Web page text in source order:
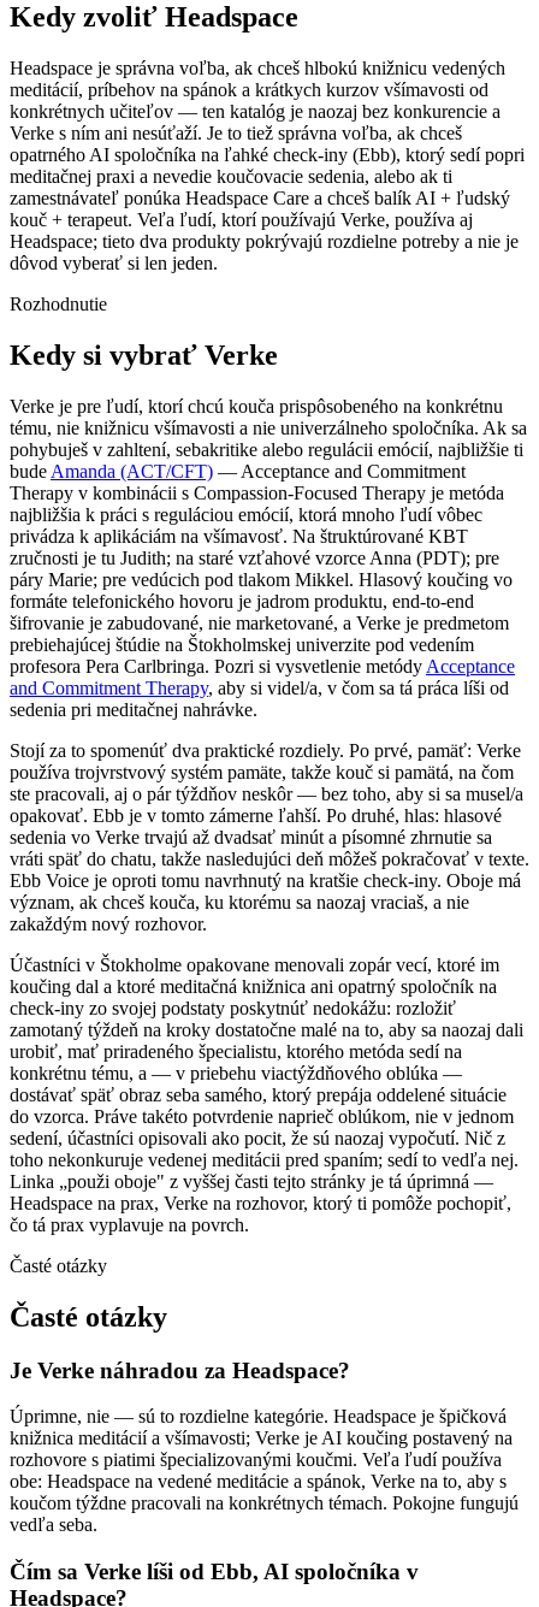
Kedy zvoliť Headspace
Headspace je správna voľba, ak chceš hlbokú knižnicu vedených
meditácií, príbehov na spánok a krátkych kurzov všímavosti od
konkrétnych učiteľov — ten katalóg je naozaj bez konkurencie a
Verke s ním ani nesúťaží. Je to tiež správna voľba, ak chceš
opatrného AI spoločníka na ľahké check-iny (Ebb), ktorý sedí popri
meditačnej praxi a nevedie koučovacie sedenia, alebo ak ti
zamestnávateľ ponúka Headspace Care a chceš balík AI + ľudský
kouč + terapeut. Veľa ľudí, ktorí používajú Verke, používa aj
Headspace; tieto dva produkty pokrývajú rozdielne potreby a nie je
dôvod vyberať si len jeden.
Rozhodnutie
Kedy si vybrať Verke
Verke je pre ľudí, ktorí chcú kouča prispôsobeného na konkrétnu
tému, nie knižnicu všímavosti a nie univerzálneho spoločníka. Ak sa
pohybuješ v zahltení, sebakritike alebo regulácii emócií, najbližšie ti
bude Amanda (ACT/CFT) — Acceptance and Commitment
Therapy v kombinácii s Compassion-Focused Therapy je metóda
najbližšia k práci s reguláciou emócií, ktorá mnoho ľudí vôbec
privádza k aplikáciám na všímavosť. Na štruktúrované KBT
zručnosti je tu Judith; na staré vzťahové vzorce Anna (PDT); pre
páry Marie; pre vedúcich pod tlakom Mikkel. Hlasový koučing vo
formáte telefonického hovoru je jadrom produktu, end-to-end
šifrovanie je zabudované, nie marketované, a Verke je predmetom
prebiehajúcej štúdie na Štokholmskej univerzite pod vedením
profesora Pera Carlbringa. Pozri si vysvetlenie metódy Acceptance
and Commitment Therapy, aby si videl/a, v čom sa tá práca líši od
sedenia pri meditačnej nahrávke.
Stojí za to spomenúť dva praktické rozdiely. Po prvé, pamäť: Verke
používa trojvrstvový systém pamäte, takže kouč si pamätá, na čom
ste pracovali, aj o pár týždňov neskôr — bez toho, aby si sa musel/a
opakovať. Ebb je v tomto zámerne ľahší. Po druhé, hlas: hlasové
sedenia vo Verke trvajú až dvadsať minút a písomné zhrnutie sa
vráti späť do chatu, takže nasledujúci deň môžeš pokračovať v texte.
Ebb Voice je oproti tomu navrhnutý na kratšie check-iny. Oboje má
význam, ak chceš kouča, ku ktorému sa naozaj vraciaš, a nie
zakaždým nový rozhovor.
Účastníci v Štokholme opakovane menovali zopár vecí, ktoré im
koučing dal a ktoré meditačná knižnica ani opatrný spoločník na
check-iny zo svojej podstaty poskytnúť nedokážu: rozložiť
zamotaný týždeň na kroky dostatočne malé na to, aby sa naozaj dali
urobiť, mať priradeného špecialistu, ktorého metóda sedí na
konkrétnu tému, a — v priebehu viactýždňového oblúka —
dostávať späť obraz seba samého, ktorý prepája oddelené situácie
do vzorca. Práve takéto potvrdenie naprieč oblúkom, nie v jednom
sedení, účastníci opisovali ako pocit, že sú naozaj vypočutí. Nič z
toho nekonkuruje vedenej meditácii pred spaním; sedí to vedľa nej.
Linka „použi oboje" z vyššej časti tejto stránky je tá úprimná —
Headspace na prax, Verke na rozhovor, ktorý ti pomôže pochopiť,
čo tá prax vyplavuje na povrch.
Časté otázky
Časté otázky
Je Verke náhradou za Headspace?
Úprimne, nie — sú to rozdielne kategórie. Headspace je špičková
knižnica meditácií a všímavosti; Verke je AI koučing postavený na
rozhovore s piatimi špecializovanými koučmi. Veľa ľudí používa
obe: Headspace na vedené meditácie a spánok, Verke na to, aby s
koučom týždne pracovali na konkrétnych témach. Pokojne fungujú
vedľa seba.
Čím sa Verke líši od Ebb, AI spoločníka v
Headspace?